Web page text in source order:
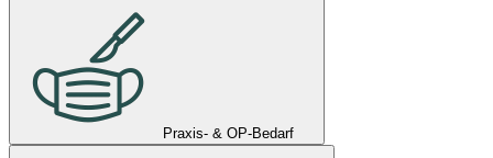
Praxis- & OP-Bedarf